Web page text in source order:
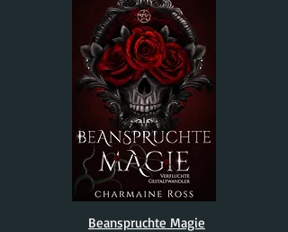
Beanspruchte Magie